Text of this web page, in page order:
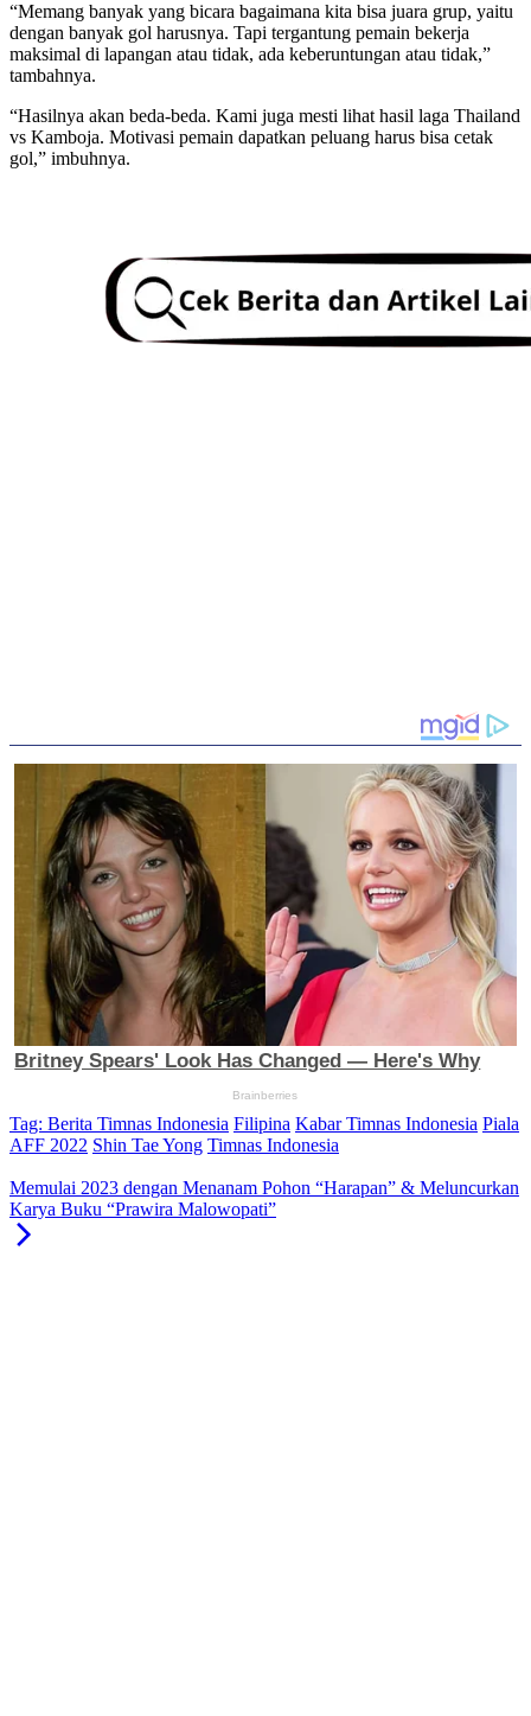
“Memang banyak yang bicara bagaimana kita bisa juara grup, yaitu
dengan banyak gol harusnya. Tapi tergantung pemain bekerja
maksimal di lapangan atau tidak, ada keberuntungan atau tidak,”
tambahnya.
“Hasilnya akan beda-beda. Kami juga mesti lihat hasil laga Thailand
vs Kamboja. Motivasi pemain dapatkan peluang harus bisa cetak
gol,” imbuhnya.
Tag: Berita Timnas Indonesia Filipina Kabar Timnas Indonesia Piala
AFF 2022 Shin Tae Yong Timnas Indonesia
Memulai 2023 dengan Menanam Pohon “Harapan” & Meluncurkan
Karya Buku “Prawira Malowopati”